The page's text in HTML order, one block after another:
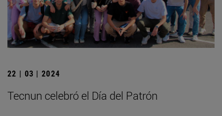
22 | 03 | 2024
Tecnun celebró el Día del Patrón